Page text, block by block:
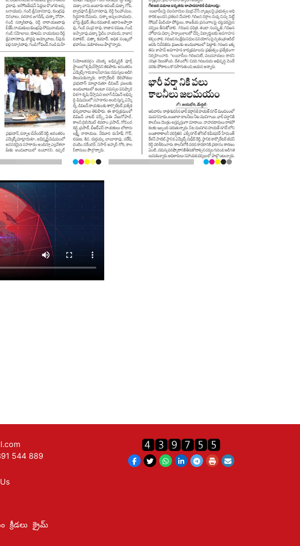
544 889
క్రీడలు క్రైమ్